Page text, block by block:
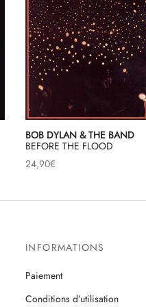
BOB DYLAN & THE BAND
BEFORE THE FLOOD
24,90€
INFORMATIONS
Paiement
Conditions d’utilisation